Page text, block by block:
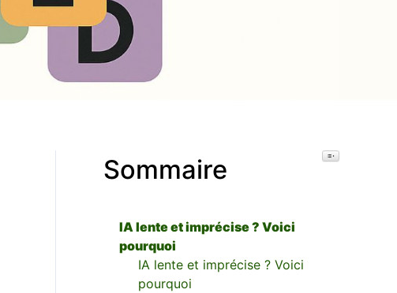
Sommaire Toggle Table
IA lente et imprécise ? Voici
pourquoi
IA lente et imprécise ? Voici
pourquoi